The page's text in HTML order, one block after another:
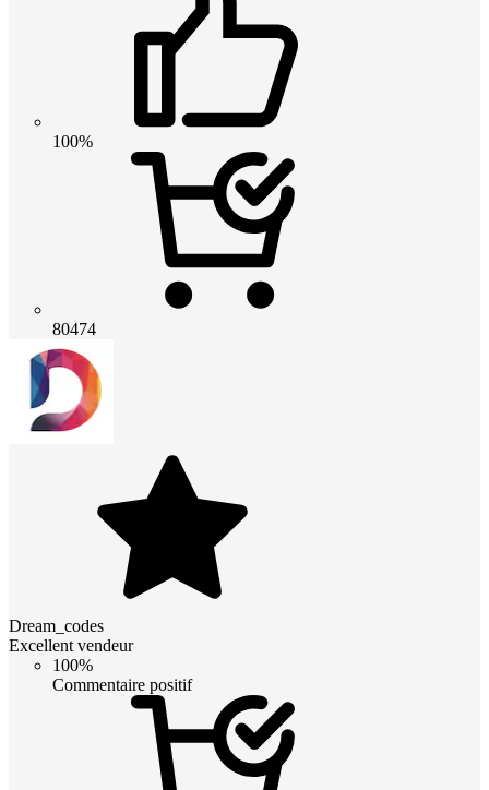
100%
80474
Dream_codes
Excellent vendeur
100%
Commentaire positif